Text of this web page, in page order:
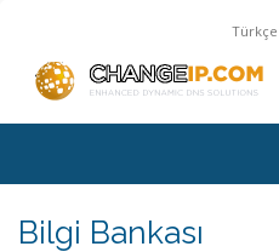
Türkçe
Bilgi Bankası